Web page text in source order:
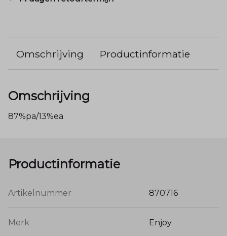
Omschrijving Productinformatie
Omschrijving
87%pa/13%ea
Productinformatie
Artikelnummer 870716
Merk Enjoy